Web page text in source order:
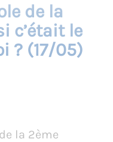
de la
c’était le
? (17/05)
la 2ème